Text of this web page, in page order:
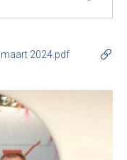
maart 2024.pdf